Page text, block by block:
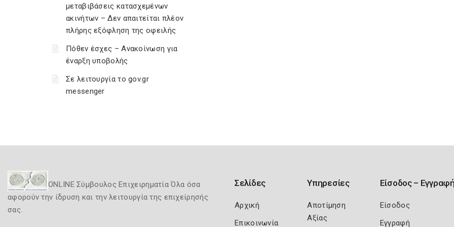
μεταβιβάσεις κατασχεμένων
ακινήτων – Δεν απαιτείται πλέον
πλήρης εξόφληση της οφειλής
Πόθεν έσχες – Ανακοίνωση για
έναρξη υποβολής
Σε λειτουργία το gov.gr
messenger
ONLINE Σύμβουλος Επιχειρηματία Όλα όσα
αφορούν την ίδρυση και την λειτουργία της επιχείρησής
σας.
Σελίδες
Αρχική
Επικοινωνία
Υπηρεσίες
Αποτίμηση
Αξίας
Είσοδος –
Είσοδος
Εγγραφή